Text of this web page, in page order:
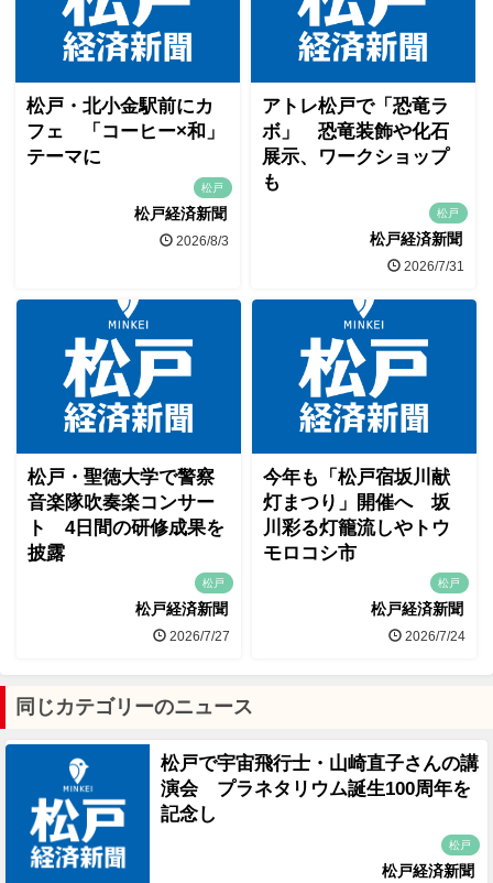
松戸・北小金駅前にカ
フェ 「コーヒー×和」
テーマに
松戸
松戸経済新聞
2026/8/3
アトレ松戸で「恐竜ラ
ボ」 恐竜装飾や化石
展示、ワークショップ
も
松戸
松戸経済新聞
2026/7/31
松戸・聖徳大学で警察
音楽隊吹奏楽コンサー
ト 4日間の研修成果を
披露
松戸
松戸経済新聞
2026/7/27
今年も「松戸宿坂川献
灯まつり」開催へ 坂
川彩る灯籠流しやトウ
モロコシ市
松戸
松戸経済新聞
2026/7/24
同じカテゴリーのニュース
松戸で宇宙飛行士・山崎直子さんの講
演会 プラネタリウム誕生100周年を
記念し
松戸
松戸経済新聞